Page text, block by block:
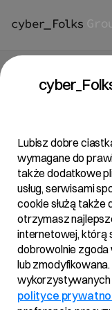
Raport
Temat:
Ujawnienie stanu
Podstawa
Art. 70 pkt 1
znacznego
Lubisz dobre
wymagane do
także dodatkowe
usług, serwisami
cookie służą także
otrzymasz
internetowej, którą
dobrowolnie
lub
wykorzystywanych
polityce